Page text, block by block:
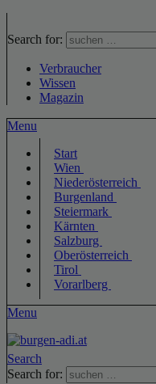
Search for:
Verbraucher
Wissen
Magazin
Menu
Start
Wien
Niederösterreich
Burgenland
Steiermark
Kärnten
Salzburg
Oberösterreich
Tirol
Vorarlberg
Menu
Search
Search for: